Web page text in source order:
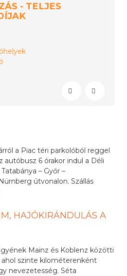
- TELJES
a Piac téri parkolóból reggel
autóbusz 6 órakor indul a Déli
– Győr –
útvonalon. Szállás
HAJÓKIRÁNDULÁS A
Mainz és Koblenz közötti
ahol szinte kilométerenként
nevezetesség. Séta